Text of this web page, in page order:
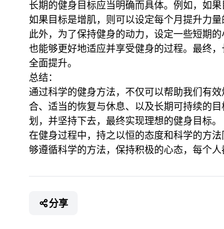
长期的健身目标应当明确而具体。例如，如
如果目标是增肌，则可以设定每个月提升力
此外，为了保持健身的动力，设定一些短期
也能够更好地适应并享受健身的过程。最终
全面提升。
总结：
通过科学的健身方法，不仅可以帮助我们有
合、适当的恢复与休息、以及长期可持续的
划，并坚持下去，最终实现理想的健身目标。
在健身过程中，持之以恒的态度和科学的方
够遵循科学的方法，保持积极的心态，每个
分享